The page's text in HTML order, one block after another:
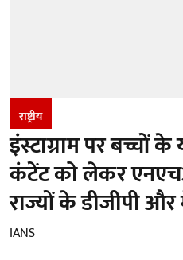
राष्ट्रीय
इंस्टाग्राम पर बच्चों
कंटेंट को लेकर
राज्यों के डीजीपी
IANS